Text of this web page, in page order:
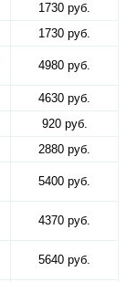
1730 руб.
1730 руб.
4980 руб.
4630 руб.
920 руб.
2880 руб.
5400 руб.
4370 руб.
5640 руб.